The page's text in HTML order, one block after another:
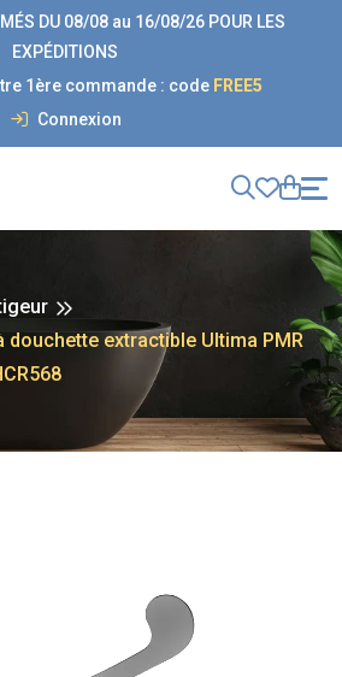
DU 08/08 au 16/08/26 POUR LES
EXPÉDITIONS
1ère commande : code FREE5
Connexion
douchette extractible Ultima PMR